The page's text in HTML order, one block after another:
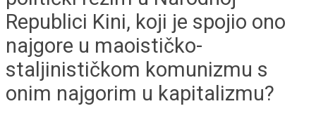
Republici Kini, koji je spojio ono
najgore u maoističko-
staljinističkom komunizmu s
onim najgorim u kapitalizmu?